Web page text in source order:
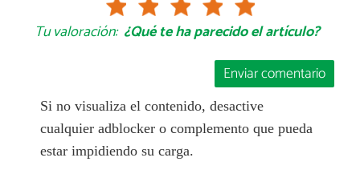
Tu valoración: ¿Qué te ha parecido el artículo?
Enviar comentario
Si no visualiza el contenido, desactive
cualquier adblocker o complemento que pueda
estar impidiendo su carga.